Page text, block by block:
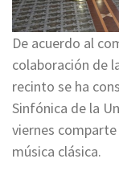
De acuerdo al
colaboración de
recinto se ha
Sinfónica de la
viernes
música clásica.